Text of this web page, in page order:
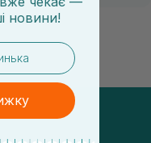
новини!